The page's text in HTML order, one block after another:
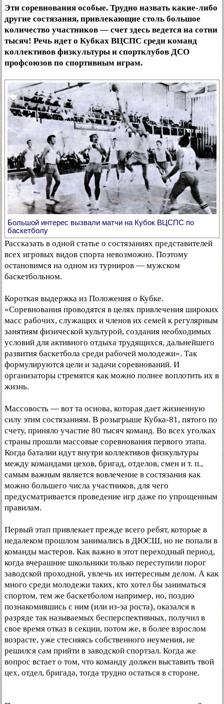
Эти соревнования особые. Трудно назвать какие-либо
другие состязания, привлекающие столь большое
количество участников — счет здесь ведется на сотни
тысяч! Речь идет о Кубках ВЦСПС среди команд
коллективов физкультуры и спортклубов ДСО
профсоюзов по спортивным играм.
Большой интерес вызвали матчи на Кубок ВЦСПС по
баскетболу
Рассказать в одной статье о состязаниях представителей
всех игровых видов спорта невозможно. Поэтому
остановимся на одном из турниров — мужском
баскетбольном.
Короткая выдержка из Положения о Кубке.
«Соревнования проводятся в целях привлечения широких
масс рабочих, служащих и членов их семей к регулярным
занятиям физической культурой, создания необходимых
условий для активного отдыха трудящихся, дальнейшего
развития баскетбола среди рабочей молодежи». Так
формулируются цели и задачи соревнований. И
организаторы стремятся как можно полнее воплотить их в
жизнь.
Массовость — вот та основа, которая дает жизненную
силу этим состязаниям. В розыгрыше Кубка-81, пятого по
счету, приняло участие 80 тысяч команд. Во всех уголках
страны прошли массовые соревнования первого этапа.
Когда баталии идут внутри коллективов физкультуры
между командами цехов, бригад, отделов, смен и т. п.,
самым важным является вовлечение в состязания как
можно большего числа участников, для чего
предусматривается проведение игр даже по упрощенным
правилам.
Первый этап привлекает прежде всего ребят, которые в
недалеком прошлом занимались в ДЮСШ, но не попали в
команды мастеров. Как важно в этот переходный период,
когда вчерашние школьники только переступили порог
заводской проходной, увлечь их интересным делом. А как
много среди молодежи таких, кто хотел бы заниматься
спортом, тем же баскетболом например, но, поздно
познакомившись с ним (или из-за роста), оказался в
разряде так называемых бесперспективных, получил в
свое время отказ в секции, потом же, в более взрослом
возрасте, уже стесняясь собственного неумения, не
решился сам прийти в заводской спортзал. Когда же
вопрос встает о том, что команду должен выставить твой
цех, отдел, бригада, тогда трудно остаться в стороне.